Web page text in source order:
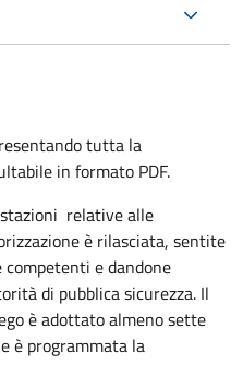
tutta la
in formato PDF.
relative alle
è rilasciata, sentite
e dandone
di pubblica sicurezza. Il
è adottato almeno sette
è programmata la